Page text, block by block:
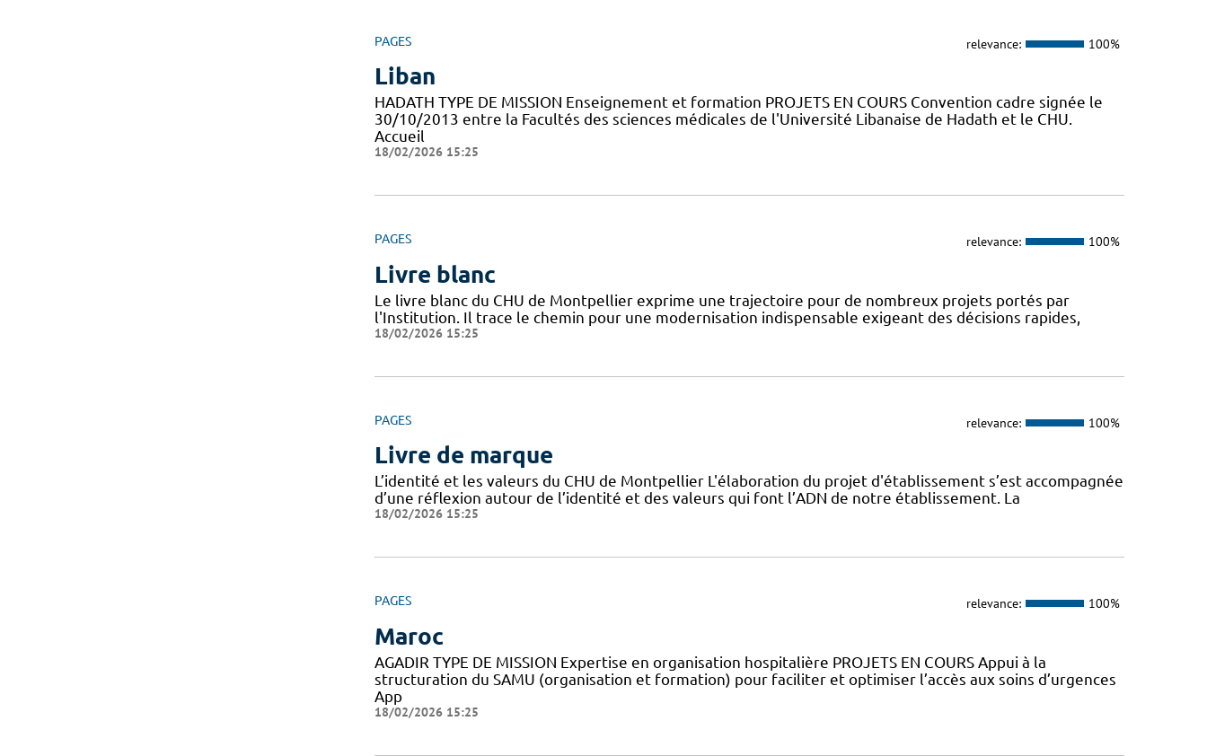
PAGES relevance: 100%
Liban
HADATH TYPE DE MISSION Enseignement et formation PROJETS EN COURS Convention cadre signée le
30/10/2013 entre la Facultés des sciences médicales de l'Université Libanaise de Hadath et le CHU.
Accueil
18/02/2026 15:25
PAGES relevance: 100%
Livre blanc
Le livre blanc du CHU de Montpellier exprime une trajectoire pour de nombreux projets portés par
l'Institution. Il trace le chemin pour une modernisation indispensable exigeant des décisions rapides,
18/02/2026 15:25
PAGES relevance: 100%
Livre de marque
L’identité et les valeurs du CHU de Montpellier L'élaboration du projet d'établissement s’est accompagnée
d’une réflexion autour de l’identité et des valeurs qui font l’ADN de notre établissement. La
18/02/2026 15:25
PAGES relevance: 100%
Maroc
AGADIR TYPE DE MISSION Expertise en organisation hospitalière PROJETS EN COURS Appui à la
structuration du SAMU (organisation et formation) pour faciliter et optimiser l’accès aux soins d’urgences
App
18/02/2026 15:25